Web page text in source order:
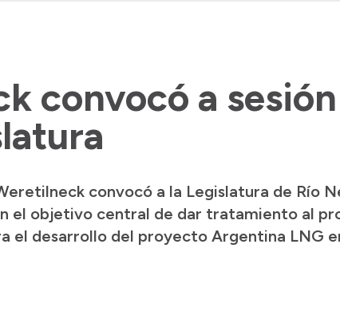
convocó a
convocó a la Legislatura de Río
el objetivo central de dar tratamiento al
el desarrollo del proyecto Argentina LNG